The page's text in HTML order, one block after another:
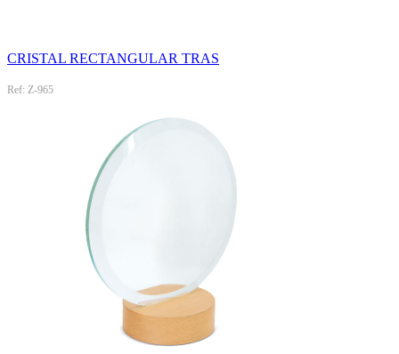
CRISTAL RECTANGULAR TRAS
Ref: Z-965